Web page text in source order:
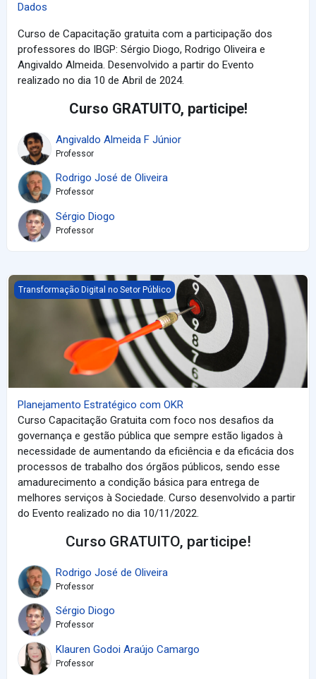
Dados
Curso de Capacitação gratuita com a participação dos
professores do IBGP: Sérgio Diogo, Rodrigo Oliveira e
Angivaldo Almeida. Desenvolvido a partir do Evento
realizado no dia 10 de Abril de 2024.
Curso GRATUITO, participe!
Angivaldo Almeida F Júnior
Professor
Rodrigo José de Oliveira
Professor
Sérgio Diogo
Professor
Planejamento Estratégico com OKR
Transformação Digital no Setor Público
Planejamento Estratégico com OKR
Curso Capacitação Gratuita com foco nos desafios da
governança e gestão pública que sempre estão ligados à
necessidade de aumentando da eficiência e da eficácia dos
processos de trabalho dos órgãos públicos, sendo esse
amadurecimento a condição básica para entrega de
melhores serviços à Sociedade. Curso desenvolvido a partir
do Evento realizado no dia 10/11/2022.
Curso GRATUITO, participe!
Rodrigo José de Oliveira
Professor
Sérgio Diogo
Professor
Klauren Godoi Araújo Camargo
Professor